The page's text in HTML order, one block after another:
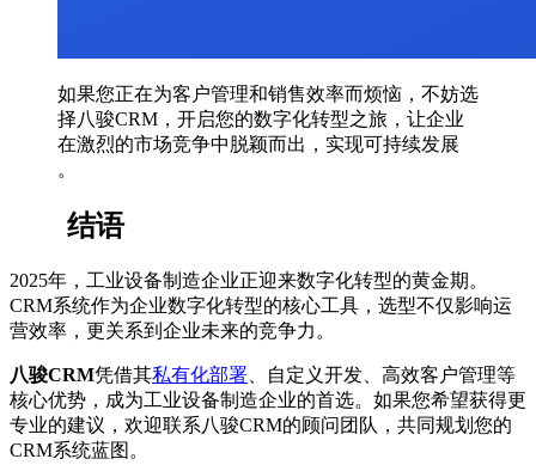
如果您正在为客户管理和销售效率而烦恼，不妨选
择八骏CRM，开启您的数字化转型之旅，让企业
在激烈的市场竞争中脱颖而出，实现可持续发展
。
结语
2025年，工业设备制造企业正迎来数字化转型的黄金期。
CRM系统作为企业数字化转型的核心工具，选型不仅影响运
营效率，更关系到企业未来的竞争力。
八骏CRM凭借其私有化部署 、自定义开发、高效客户管理等
核心优势，成为工业设备制造企业的首选。如果您希望获得更
专业的建议，欢迎联系八骏CRM的顾问团队，共同规划您的
CRM系统蓝图。